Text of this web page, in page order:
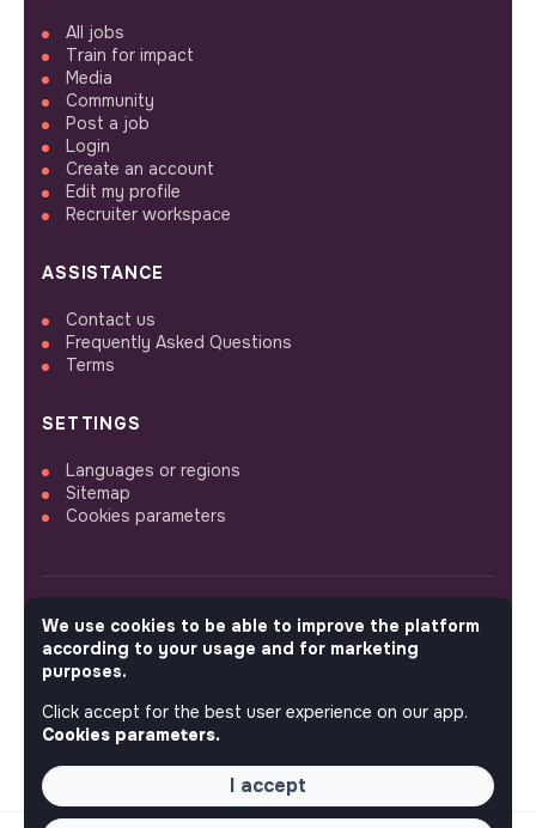
All jobs
Train for impact
Media
Community
Post a job
Login
Create an account
Edit my profile
Recruiter workspace
ASSISTANCE
Contact us
Frequently Asked Questions
Terms
SETTINGS
Languages or regions
Sitemap
Cookies parameters
FOLLOW US
© 2026 jobs that makesense.
We use cookies to be able to improve the platform
according to your usage and for marketing
purposes.
Click accept for the best user experience on our app.
Cookies parameters.
I accept